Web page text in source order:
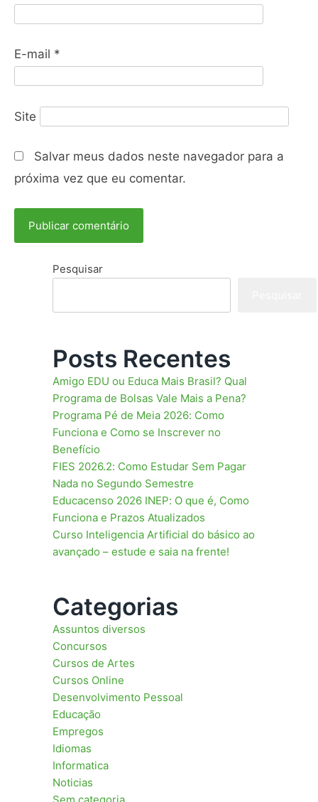
E-mail *
Site
Salvar meus dados neste navegador para a
próxima vez que eu comentar.
Pesquisar
Posts Recentes
Amigo EDU ou Educa Mais Brasil? Qual
Programa de Bolsas Vale Mais a Pena?
Programa Pé de Meia 2026: Como
Funciona e Como se Inscrever no
Benefício
FIES 2026.2: Como Estudar Sem Pagar
Nada no Segundo Semestre
Educacenso 2026 INEP: O que é, Como
Funciona e Prazos Atualizados
Curso Inteligencia Artificial do básico ao
avançado – estude e saia na frente!
Categorias
Assuntos diversos
Concursos
Cursos de Artes
Cursos Online
Desenvolvimento Pessoal
Educação
Empregos
Idiomas
Informatica
Noticias